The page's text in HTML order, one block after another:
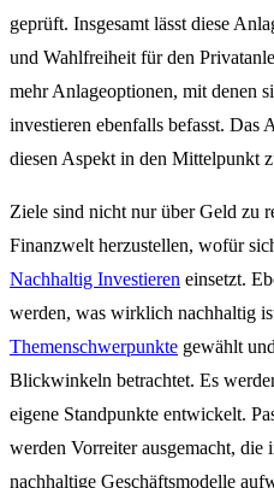
geprüft. Insgesamt lässt diese
und Wahlfreiheit für den
mehr Anlageoptionen, mit denen
investieren ebenfalls befasst. Das
diesen Aspekt in den Mittelpunkt
Ziele sind nicht nur über Geld zu
Finanzwelt herzustellen, wofür
Nachhaltig Investieren einsetzt.
werden, was wirklich nachhaltig
Themenschwerpunkte gewählt
Blickwinkeln betrachtet. Es
eigene Standpunkte entwickelt.
werden Vorreiter ausgemacht, die
nachhaltige Geschäftsmodelle